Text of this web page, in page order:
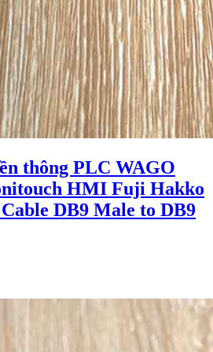
thông PLC WAGO
HMI Fuji Hakko
DB9 Male to DB9